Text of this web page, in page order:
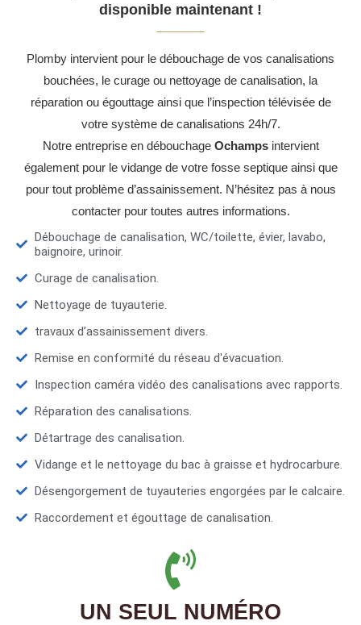
disponible maintenant !
Plomby intervient pour le débouchage de vos canalisations
bouchées, le curage ou nettoyage de canalisation, la
réparation ou égouttage ainsi que l’inspection télévisée de
votre système de canalisations 24h/7.
Notre entreprise en débouchage Ochampsintervient
également pour le vidange de votre fosse septique ainsi que
pour tout problème d’assainissement. N’hésitez pas à nous
contacter pour toutes autres informations.
Débouchage de canalisation, WC/toilette, évier, lavabo,
baignoire, urinoir.
Curage de canalisation.
Nettoyage de tuyauterie.
travaux d’assainissement divers.
Remise en conformité du réseau d'évacuation.
Inspection caméra vidéo des canalisations avec rapports.
Réparation des canalisations.
Détartrage des canalisation.
Vidange et le nettoyage du bac à graisse et hydrocarbure.
Désengorgement de tuyauteries engorgées par le calcaire.
Raccordement et égouttage de canalisation.
UN SEUL NUMÉRO